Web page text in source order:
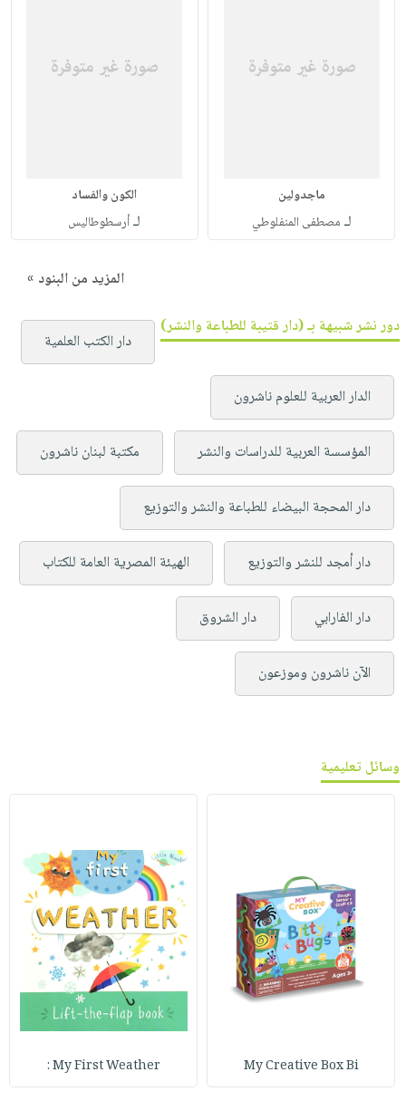
ماجدولين
لـ مصطفى المنفلوطي
الكون والفساد
لـأرسطوطاليس
المزيد من البنود »
دور نشر شبيهة بـ (دار قتيبة للطباعة والنشر)
دار الكتب العلمية
الدار العربية للعلوم ناشرون
المؤسسة العربية للدراسات والنشر مكتبة لبنان ناشرون
دار المحجة البيضاء للطباعة والنشر والتوزيع
دار أمجد للنشر والتوزيع الهيئة المصرية العامة للكتاب
دار الفارابي دار الشروق
الآن ناشرون وموزعون
وسائل تعليمية
My Creative Box Bi
My First Weather :